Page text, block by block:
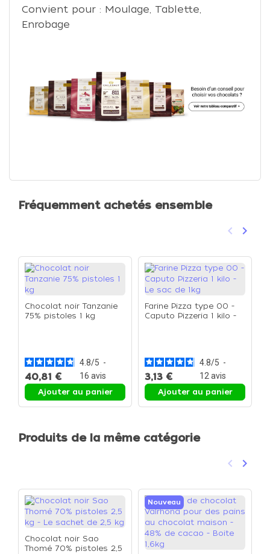
Convient pour : Moulage, Tablette,
Enrobage
Fréquemment achetés ensemble
Précédent
keyboard_arrow_left keyboard_arrow_right
Chocolat noir Tanzanie
75% pistoles 1 kg
4.8/5 -
16 avis
40,81 €
Ajouter au panier
Farine Pizza type 00 -
Caputo Pizzeria 1 kilo -
4.8/5 -
12avis
3,13 €
Ajouter au panier
Produits de la même catégorie
Précédent
keyboard_arrow_left keyboard_arrow_right
Chocolat noir Sao
Thomé 70% pistoles 2,5
Nouveau